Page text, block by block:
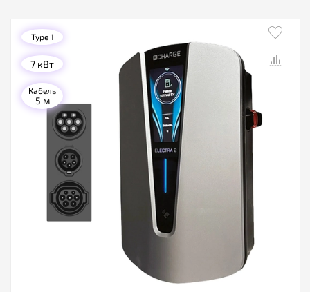
Type 1
7 кВт
Кабель
5 м